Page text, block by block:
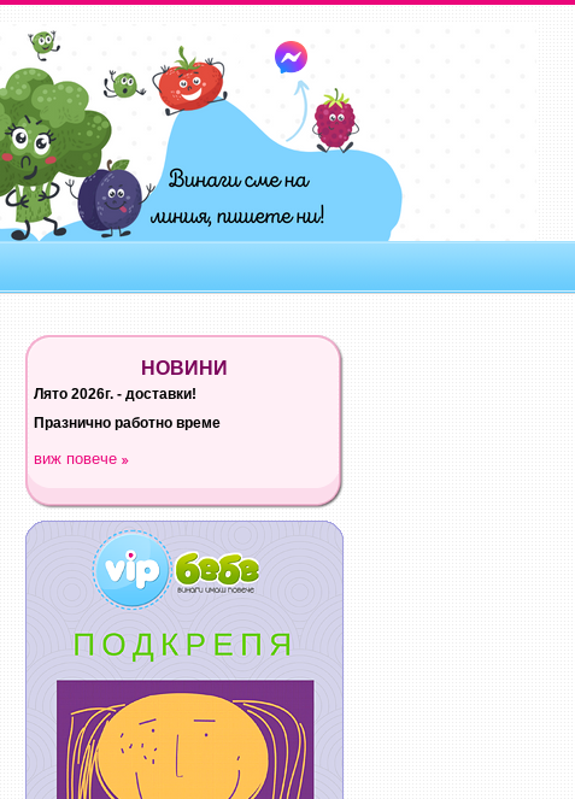
НОВИНИ
Лято 2026г. - доставки!
Празнично работно време
виж повече